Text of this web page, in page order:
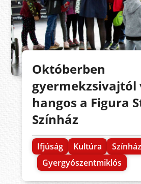
Októberben
gyermekzsivajtól
hangos a Figura
Színház
Ifjúság Kultúra
Színház
Gyergyószentmiklós